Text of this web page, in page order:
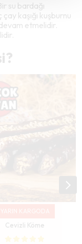
su bardağı
kaşığı kuşburnu
devam etmelidir.
Cevizli Köme